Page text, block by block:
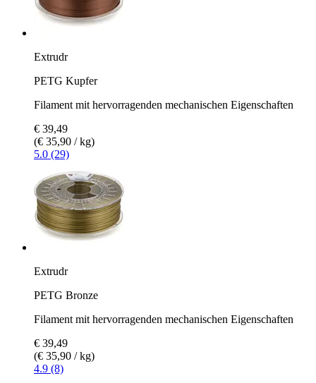
Extrudr
PETG Kupfer
Filament mit hervorragenden mechanischen Eigenschaften
€ 39,49
(€ 35,90 / kg)
5.0 (29)
Extrudr
PETG Bronze
Filament mit hervorragenden mechanischen Eigenschaften
€ 39,49
(€ 35,90 / kg)
4.9 (8)